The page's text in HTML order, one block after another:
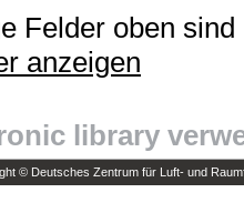
Felder oben
anzeigen
library
© Deutsches Zentrum für Luft- und